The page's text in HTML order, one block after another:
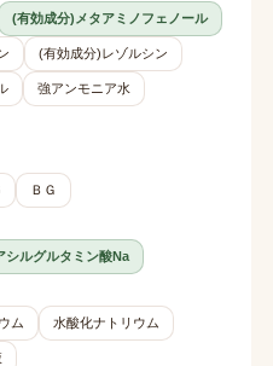
(有効成分)メタアミノフェノール
(有効成分)レゾルシン
強アンモニア水
ＢＧ
シルグルタミン酸Na
ム 水酸化ナトリウム